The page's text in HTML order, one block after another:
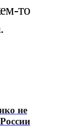
то
не